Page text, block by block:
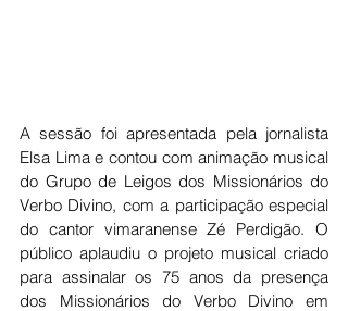
A sessão foi apresentada pela jornalista
Elsa Lima e contou com animação musical
do Grupo de Leigos dos Missionários do
Verbo Divino, com a participação especial
do cantor vimaranense Zé Perdigão. O
público aplaudiu o projeto musical criado
para assinalar os 75 anos da presença
dos Missionários do Verbo Divino em